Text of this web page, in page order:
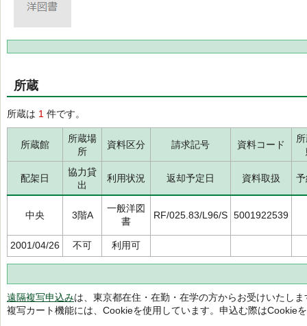
所蔵
所蔵は 1 件です。
所蔵館
所蔵場
所
資料区分 請求記号 資料コード
配架日
協力貸
出
利用状況 返却予定日 資料取扱
中央 3階A
一般洋図
書
RF/025.83/L96/S 5001922539
2001/04/26 不可 利用可
遠隔複写申込みは、東京都在住・在勤・在学の方からお受けいたしま
複写カート機能には、Cookieを使用しています。申込む際はCookie